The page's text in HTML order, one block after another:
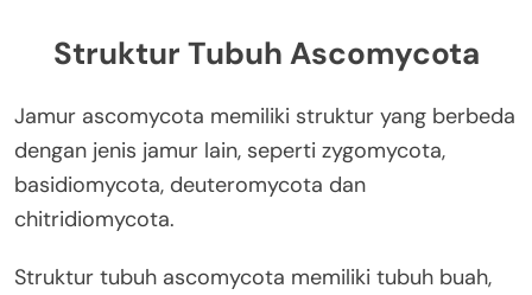
Struktur Tubuh Ascomycota
Jamur ascomycota memiliki struktur yang berbeda
dengan jenis jamur lain, seperti zygomycota,
basidiomycota, deuteromycota dan
chitridiomycota.
Struktur tubuh ascomycota memiliki tubuh buah,